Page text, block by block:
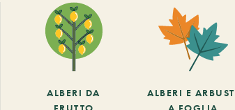
ALBERI DA
ALBERI E